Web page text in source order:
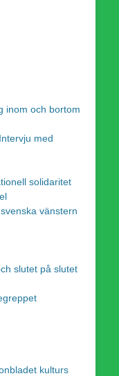
inom och bortom
med
solidaritet
vänstern
slutet på slutet
kulturs